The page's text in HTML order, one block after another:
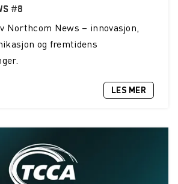
#8
Northcom News – innovasjon,
og fremtidens
LES MER